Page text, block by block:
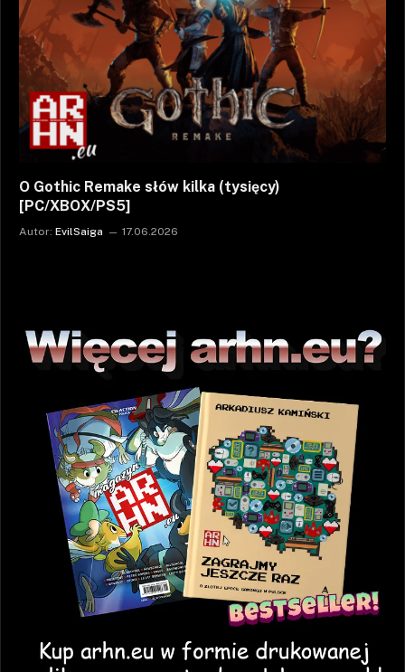
O Gothic Remake słów kilka (tysięcy)
[PC/XBOX/PS5]
Autor: EvilSaiga 17.06.2026